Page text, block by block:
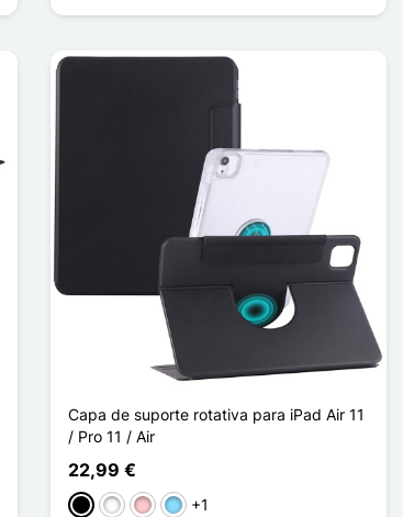
Capa de suporte rotativa para iPad Air 11
/ Pro 11 / Air
22,99 €
PretoBrancoRosaAzul Claro
+1